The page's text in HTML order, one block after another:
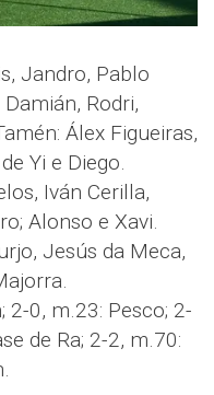
Jandro, Pablo
Rodri,
Álex Figueiras,
Yi e Diego.
Iván Cerilla,
Alonso e Xavi.
Jesús da Meca,
2-0, m.23: Pesco; 2-
de Ra; 2-2, m.70: